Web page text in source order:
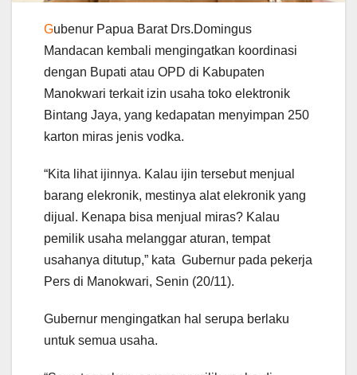
Gubenur Papua Barat Drs.Domingus
Mandacan kembali mengingatkan koordinasi
dengan Bupati atau OPD di Kabupaten
Manokwari terkait izin usaha toko elektronik
Bintang Jaya, yang kedapatan menyimpan 250
karton miras jenis vodka.
“Kita lihat ijinnya. Kalau ijin tersebut menjual
barang elekronik, mestinya alat elekronik yang
dijual. Kenapa bisa menjual miras? Kalau
pemilik usaha melanggar aturan, tempat
usahanya ditutup,” kata Gubernur pada pekerja
Pers di Manokwari, Senin (20/11).
Gubernur mengingatkan hal serupa berlaku
untuk semua usaha.